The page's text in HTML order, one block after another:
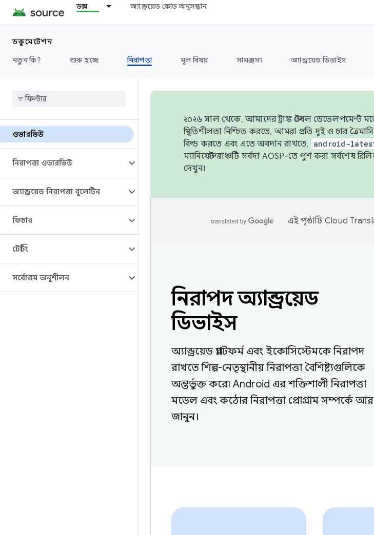
ডক্স অ্যান্ড্রয়েড কোড অনুসন্ধান
ডকুমেন্টেশন
নতুন কি?
শুরু হচ্ছে নিরাপত্তা মূল বিষয় সামঞ্জস্য অ্যান্ড্রয়েড ডিভাইস
ওভারভিউ
নিরাপত্তা ওভারভিউ
অ্যান্ড্রয়েড নিরাপত্তা বুলেটিন
ফিচার
টেস্টিং
সর্বোত্তম অনুশীলন
২০২৬ সাল থেকে, আমাদের ট্রাঙ্ক স্টেবল ডেভেলপমেন্ট
স্থিতিশীলতা নিশ্চিত করতে, আমরা প্রতি দুই ও চার
বিল্ড করতে এবং এতে অবদান রাখতে,
android-
ম্যানিফেস্ট ব্রাঞ্চটি সর্বদা AOSP-তে পুশ করা সর্বশেষ
দেখুন।
এই পৃষ্ঠাটি Cloud
নিরাপদ অ্যান্ড্রয়েড
ডিভাইস
অ্যান্ড্রয়েড প্ল্যাটফর্ম এবং ইকোসিস্টেমকে নিরাপদ
রাখতে শিল্প-নেতৃস্থানীয় নিরাপত্তা বৈশিষ্ট্যগুলিকে
অন্তর্ভুক্ত করে৷ Android এর শক্তিশালী নিরাপত্তা
মডেল এবং কঠোর নিরাপত্তা প্রোগ্রাম সম্পর্কে
জানুন।